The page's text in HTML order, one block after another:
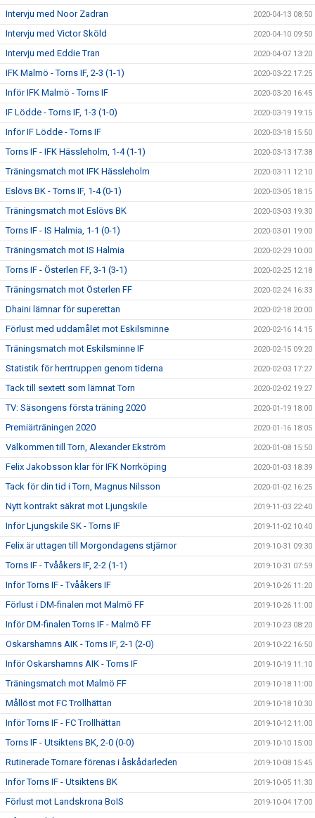
Intervju med Noor Zadran 2020-04-13 08:50
Intervju med Victor Sköld 2020-04-10 09:50
Intervju med Eddie Tran 2020-04-07 13:20
IFK Malmö - Torns IF, 2-3 (1-1) 2020-03-22 17:25
Inför IFK Malmö - Torns IF 2020-03-20 16:45
IF Lödde - Torns IF, 1-3 (1-0) 2020-03-19 19:15
Inför IF Lödde - Torns IF 2020-03-18 15:50
Torns IF - IFK Hässleholm, 1-4 (1-1) 2020-03-13 17:38
Träningsmatch mot IFK Hässleholm 2020-03-11 12:10
Eslövs BK - Torns IF, 1-4 (0-1) 2020-03-05 18:15
Träningsmatch mot Eslövs BK 2020-03-03 19:30
Torns IF - IS Halmia, 1-1 (0-1) 2020-03-01 19:00
Träningsmatch mot IS Halmia 2020-02-29 10:00
Torns IF - Österlen FF, 3-1 (3-1) 2020-02-25 12:18
Träningsmatch mot Österlen FF 2020-02-24 16:33
Dhaini lämnar för superettan 2020-02-18 20:00
Förlust med uddamålet mot Eskilsminne 2020-02-16 14:15
Träningsmatch mot Eskilsminne IF 2020-02-15 09:20
Statistik för herrtruppen genom tiderna 2020-02-03 17:27
Tack till sextett som lämnat Torn 2020-02-02 19:27
TV: Säsongens första träning 2020 2020-01-19 18:00
Premiärträningen 2020 2020-01-16 18:05
Välkommen till Torn, Alexander Ekström 2020-01-08 15:50
Felix Jakobsson klar för IFK Norrköping 2020-01-03 18:39
Tack för din tid i Torn, Magnus Nilsson 2020-01-02 16:25
Nytt kontrakt säkrat mot Ljungskile 2019-11-03 22:40
Inför Ljungskile SK - Torns IF 2019-11-02 10:40
Felix är uttagen till Morgondagens stjärnor 2019-10-31 09:30
Torns IF - Tvååkers IF, 2-2 (1-1) 2019-10-31 07:59
Inför Torns IF - Tvååkers IF 2019-10-26 11:20
Förlust i DM-finalen mot Malmö FF 2019-10-26 11:00
Inför DM-finalen Torns IF - Malmö FF 2019-10-23 08:20
Oskarshamns AIK - Torns IF, 2-1 (2-0) 2019-10-22 16:50
Inför Oskarshamns AIK - Torns IF 2019-10-19 11:10
Träningsmatch mot Malmö FF 2019-10-18 11:00
Mållöst mot FC Trollhättan 2019-10-18 10:30
Inför Torns IF - FC Trollhättan 2019-10-12 11:00
Torns IF - Utsiktens BK, 2-0 (0-0) 2019-10-10 15:00
Rutinerade Tornare förenas i åskådarleden 2019-10-08 15:45
Inför Torns IF - Utsiktens BK 2019-10-05 11:30
Förlust mot Landskrona BoIS 2019-10-04 17:00